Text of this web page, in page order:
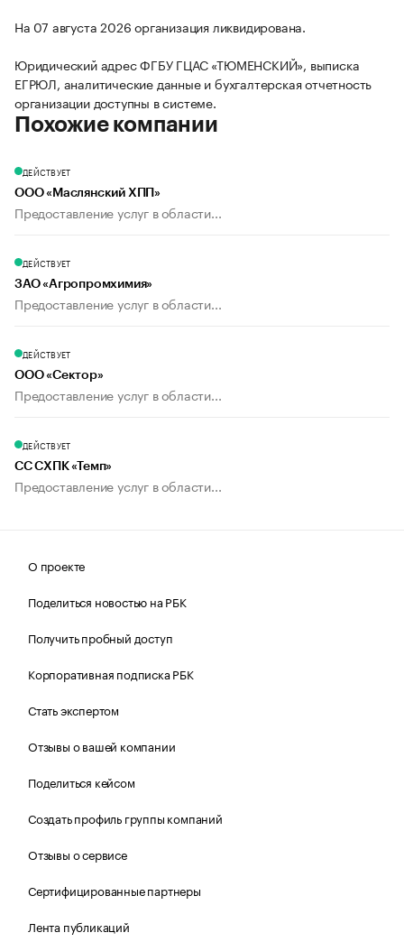
На 07 августа 2026 организация ликвидирована.
Юридический адрес ФГБУ ГЦАС «ТЮМЕНСКИЙ», выписка
ЕГРЮЛ, аналитические данные и бухгалтерская отчетность
организации доступны в системе.
Похожие компании
ДЕЙСТВУЕТ
ООО «Маслянский ХПП»
Предоставление услуг в области...
ДЕЙСТВУЕТ
ЗАО «Агропромхимия»
Предоставление услуг в области...
ДЕЙСТВУЕТ
ООО «Сектор»
Предоставление услуг в области...
ДЕЙСТВУЕТ
СС СХПК «Темп»
Предоставление услуг в области...
О проекте
Поделиться новостью на РБК
Получить пробный доступ
Корпоративная подписка РБК
Стать экспертом
Отзывы о вашей компании
Поделиться кейсом
Создать профиль группы компаний
Отзывы о сервисе
Сертифицированные партнеры
Лента публикаций